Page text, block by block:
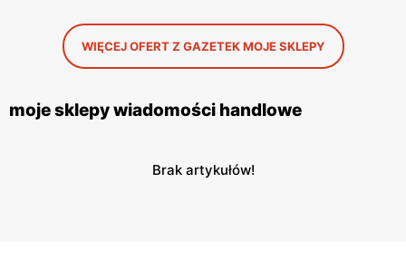
WIĘCEJ OFERT Z GAZETEK MOJE SKLEPY
moje sklepy wiadomości handlowe
Brak artykułów!